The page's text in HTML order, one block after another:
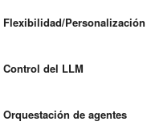
Flexibilidad/Personalización
Control del LLM
Orquestación de agentes